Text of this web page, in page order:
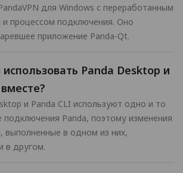
для Windows с переработанным
и процессом подключения. Оно
приложение Panda-Qt.
Panda Desktop и
и Panda CLI используют одно и то
подключения Panda, поэтому изменения
выполненные в одном из них,
в другом.